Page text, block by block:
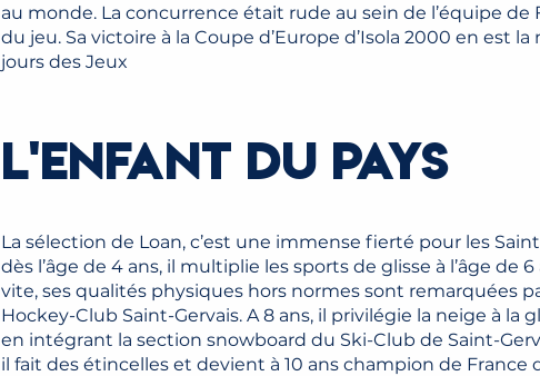
au monde. La concurrence était rude au sein de l’équipe de
du jeu. Sa victoire à la Coupe d’Europe d’Isola 2000 en est
jours des Jeux
L'ENFANT DU PAYS
La sélection de Loan, c’est une immense fierté pour les
dès l’âge de 4 ans, il multiplie les sports de glisse à l’âge de
vite, ses qualités physiques hors normes sont remarquées
Hockey-Club Saint-Gervais. A 8 ans, il privilégie la neige à la
en intégrant la section snowboard du Ski-Club de Saint-
il fait des étincelles et devient à 10 ans champion de France